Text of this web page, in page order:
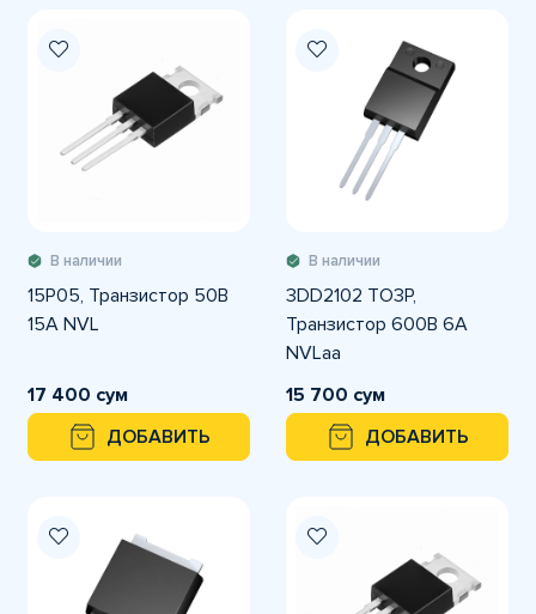
В наличии
15P05, Транзистор 50В
15А NVL
17 400 сум
ДОБАВИТЬ
В наличии
3DD2102 TO3P,
Транзистор 600В 6А
NVLaa
15 700 сум
ДОБАВИТЬ